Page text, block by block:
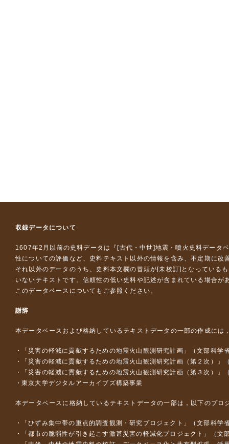
収録データについて
1607年2月以前の史料データは『 [古代・中世]地震・噴火史料データ
性についての評価など、史料テキスト以外の情報を含み、不定期に改
それ以外のデータのうち、史料本文欄の冒頭が[未校訂]となっている
いないテキストです。信頼性の低い史料や記述が含まれている場合が
このデータベースについて もご参照ください。
謝辞
本データベースおよび格納しているテキストデータの一部の作成には
「災害の軽減に貢献するための地震火山観測研究計画」（文部科学
「災害の軽減に貢献するための地震火山観測研究計画（第２次）」
「災害の軽減に貢献するための地震火山観測研究計画（第３次）」
東京大学デジタルアーカイブズ構築事業
本データベースに格納しているテキストデータの一部は，以下のプロ
「ひずみ集中帯の重点的調査観測・研究プロジェクト」（文部科
「都市の脆弱性が引き起こす激甚災害の軽減化プロジェクト」（